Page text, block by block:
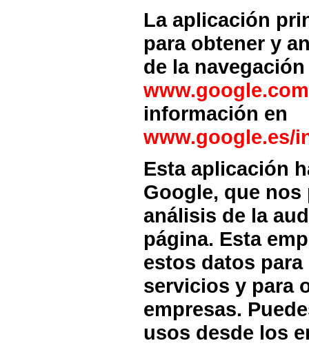
La aplicación
para obtener y
de la
información en
www.google.es/
Esta aplicación
Google, que
análisis de la
página. Esta
estos datos
servicios y para
empresas.
usos desde los